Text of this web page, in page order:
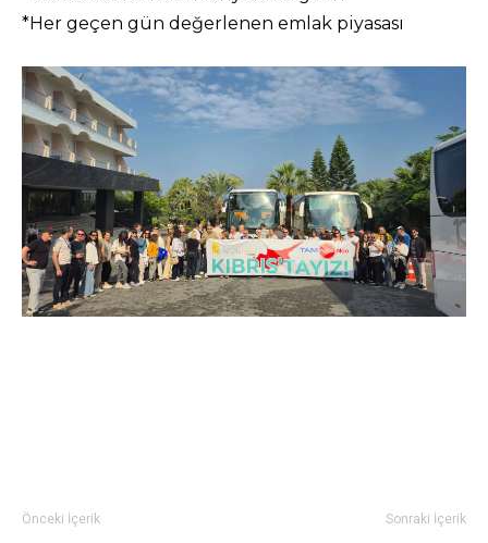
*Her geçen gün değerlenen emlak piyasası
Önceki İçerik Sonraki İçerik